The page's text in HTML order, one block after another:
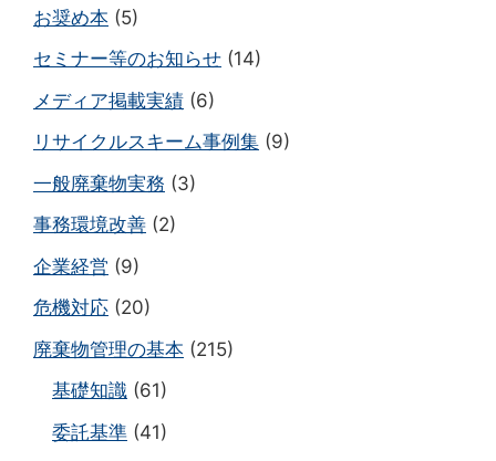
お奨め本 (5)
セミナー等のお知らせ (14)
メディア掲載実績 (6)
リサイクルスキーム事例集 (9)
一般廃棄物実務 (3)
事務環境改善 (2)
企業経営 (9)
危機対応 (20)
廃棄物管理の基本 (215)
基礎知識 (61)
委託基準 (41)